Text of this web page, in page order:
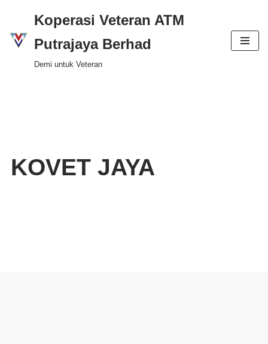
Skip
content
Koperasi Veteran ATM
Putrajaya Berhad
Demi untuk Veteran
KOVET JAYA